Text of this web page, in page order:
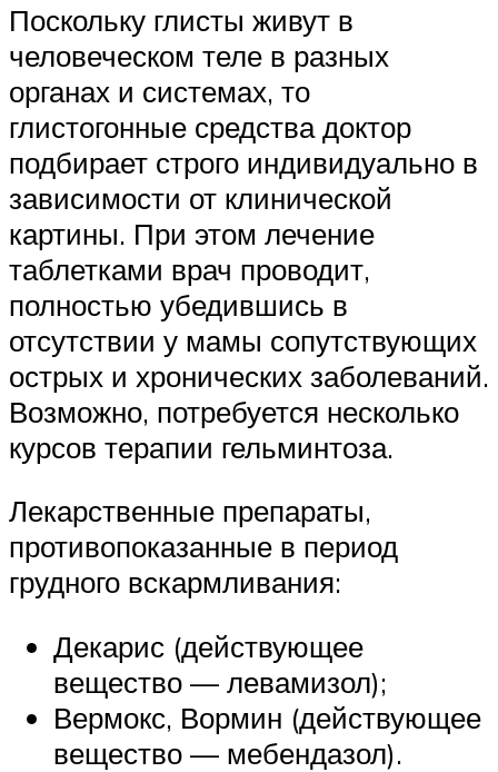
Поскольку глисты живут в
человеческом теле в разных
органах и системах, то
глистогонные средства доктор
подбирает строго индивидуально в
зависимости от клинической
картины. При этом лечение
таблетками врач проводит,
полностью убедившись в
отсутствии у мамы сопутствующих
острых и хронических заболеваний.
Возможно, потребуется несколько
курсов терапии гельминтоза.
Лекарственные препараты,
противопоказанные в период
грудного вскармливания:
Декарис (действующее
вещество — левамизол);
Вермокс, Вормин (действующее
вещество — мебендазол).